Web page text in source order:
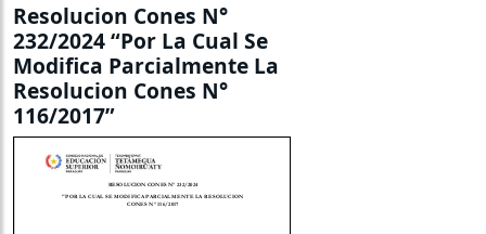
Resolucion Cones N°
232/2024 “Por La Cual Se
Modifica Parcialmente La
Resolucion Cones N°
116/2017”